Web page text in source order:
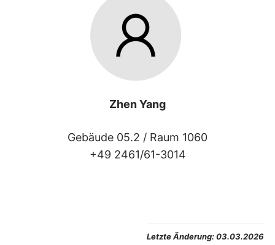
Zhen Yang
Gebäude 05.2 / Raum 1060
+49 2461/61-3014
Letzte Änderung:03.03.2026